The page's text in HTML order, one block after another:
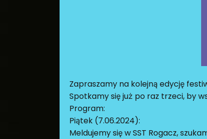
Zapraszamy na kolejną edycję
Spotkamy się już po raz trzeci, by
Program:
Piątek (7.06.2024):
Meldujemy się w SST Rogacz,